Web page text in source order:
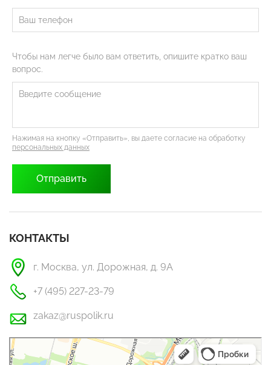
Чтобы нам легче было вам ответить, опишите кратко ваш
вопрос.
Нажимая на кнопку «Отправить», вы даете согласие на обработку
персональных данных
КОНТАКТЫ
г. Москва, ул. Дорожная, д. 9А
+7 (495) 227-23-79
zakaz@ruspolik.ru
РусПолик
Оргстекло, поликарбонат в Москве
Строительные и отделочные работы в Москве